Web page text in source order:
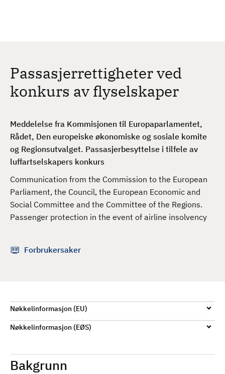
Passasjerrettigheter ved
konkurs av flyselskaper
Meddelelse fra Kommisjonen til Europaparlamentet,
Rådet, Den europeiske økonomiske og sosiale komite
og Regionsutvalget. Passasjerbesyttelse i tilfele av
luffartselskapers konkurs
Communication from the Commission to the European
Parliament, the Council, the European Economic and
Social Committee and the Committee of the Regions.
Passenger protection in the event of airline insolvency
Forbrukersaker
Nøkkelinformasjon (EU)
Nøkkelinformasjon (EØS)
Bakgrunn